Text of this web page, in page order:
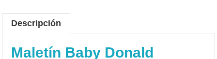
Descripción
Maletín Baby Donald